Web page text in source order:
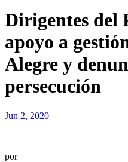
Dirigentes del
apoyo a
Alegre y
persecución
Jun 2, 2020
—
por